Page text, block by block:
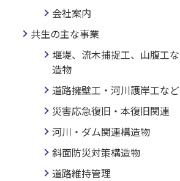
会社案内
共生の主な事業
堰堤、流木捕捉工、山腹工
造物
道路擁壁工・河川護岸工な
災害応急復旧・本復旧関連
河川・ダム関連構造物
斜面防災対策構造物
道路維持管理